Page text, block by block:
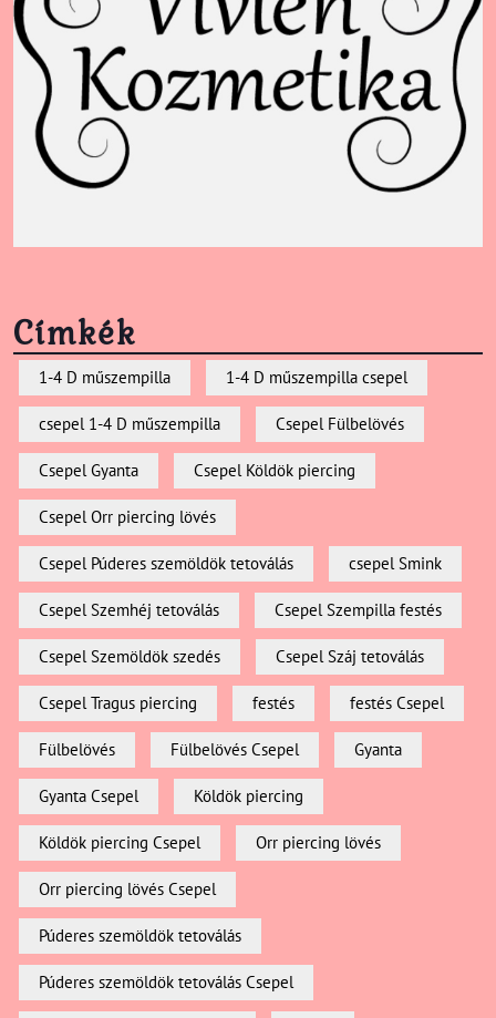
Címkék
1-4 D műszempilla 1-4 D műszempilla csepel
csepel 1-4 D műszempilla Csepel Fülbelövés
Csepel Gyanta Csepel Köldök piercing
Csepel Orr piercing lövés
Csepel Púderes szemöldök tetoválás csepel Smink
Csepel Szemhéj tetoválás Csepel Szempilla festés
Csepel Szemöldök szedés Csepel Száj tetoválás
Csepel Tragus piercing festés festés Csepel
Fülbelövés Fülbelövés Csepel Gyanta
Gyanta Csepel Köldök piercing
Köldök piercing Csepel Orr piercing lövés
Orr piercing lövés Csepel
Púderes szemöldök tetoválás
Púderes szemöldök tetoválás Csepel